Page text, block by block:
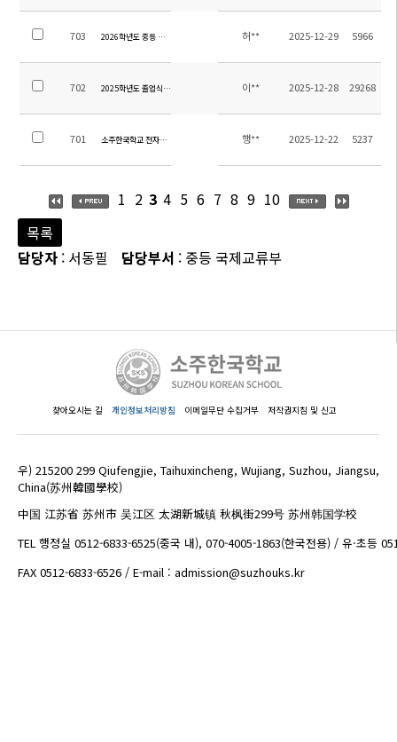
703 2026학년도 중등 교과용도서 안내 허** 2025-12-29 5966
702 2025학년도 졸업식 안내 이** 2025-12-28 29268
701 소주한국학교 전자칠판 및 화이트보드(칠판) 구매 및 설치 입찰 공고(공고 제2025-10호)
행** 2025-12-22 5237
1 2 3 4 5 6 7 8 9 10
목록
담당자 : 서동필 담당부서 : 중등 국제교류부
찾아오시는 길 개인정보처리방침 이메일무단 수집거부 저작권지침 및 신고
우) 215200 299 Qiufengjie, Taihuxincheng, Wujiang, Suzhou, Jiangsu,
China(苏州韓國學校)
中国 江苏省 苏州市 吴江区 太湖新城镇 秋枫街299号 苏州韩国学校
TEL 행정실 0512-6833-6525(중국 내), 070-4005-1863(한국전용) / 유·초등
FAX 0512-6833-6526 / E-mail : admission@suzhouks.kr